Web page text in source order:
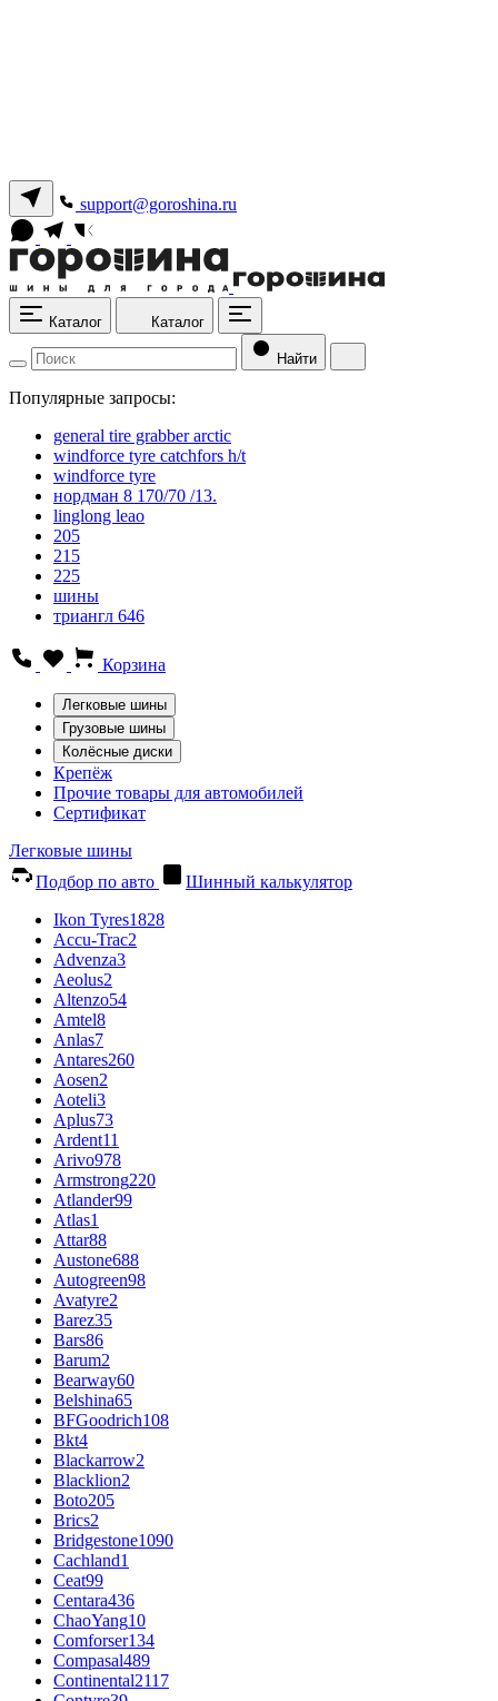
support@goroshina.ru
Каталог Каталог
Найти
Популярные запросы:
general tire grabber arctic
windforce tyre catchfors h/t
windforce tyre
нордман 8 170/70 /13.
linglong leao
205
215
225
шины
триангл 646
Корзина
Легковые шины
Грузовые шины
Колёсные диски
Крепёж
Прочие товары для автомобилей
Сертификат
Легковые шины
Подбор по авто
Шинный калькулятор
Ikon Tyres1828
Accu-Trac2
Advenza3
Aeolus2
Altenzo54
Amtel8
Anlas7
Antares260
Aosen2
Aoteli3
Aplus73
Ardent11
Arivo978
Armstrong220
Atlander99
Atlas1
Attar88
Austone688
Autogreen98
Avatyre2
Barez35
Bars86
Barum2
Bearway60
Belshina65
BFGoodrich108
Bkt4
Blackarrow2
Blacklion2
Boto205
Brics2
Bridgestone1090
Cachland1
Ceat99
Centara436
ChaoYang10
Comforser134
Compasal489
Continental2117